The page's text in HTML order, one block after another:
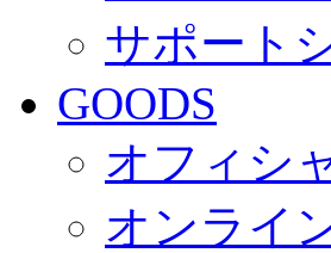
サポート
GOODS
オフィシ
オンライ